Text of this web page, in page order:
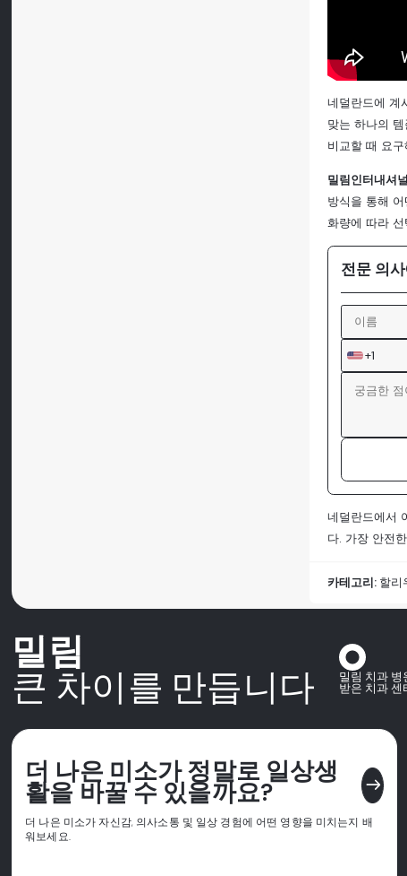
네덜란드에 계
맞는 하나의
비교할 때 요
밀림인터내셔
방식을 통해
화량에 따라 선
전문 의
+1
네덜란드에서
다. 가장 안전
카테고리: 할리
밀림
큰 차이를 만듭니다 밀림 치과 병
받은 치과 센
더 나은 미소가 정말로 일상생
활을 바꿀 수 있을까요? east
더 나은 미소가 자신감, 의사소통 및 일상 경험에 어떤 영향을 미치는지 배
워보세요.